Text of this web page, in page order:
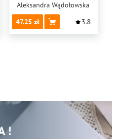
Aleksandra Wądołowska
47.25
3.8